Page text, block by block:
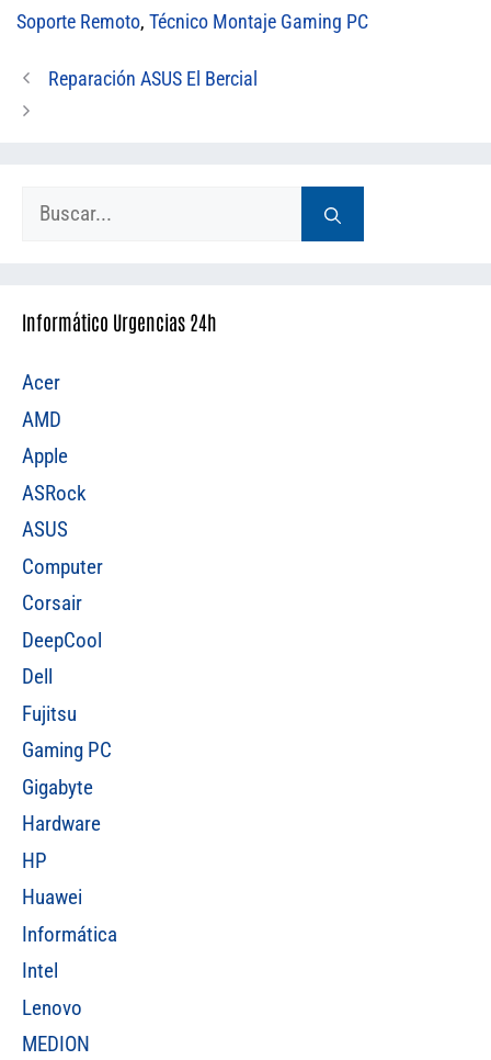
Soporte Remoto, Técnico Montaje Gaming PC
Reparación ASUS El Bercial
Informático Urgencias 24h
Acer
AMD
Apple
ASRock
ASUS
Computer
Corsair
DeepCool
Dell
Fujitsu
Gaming PC
Gigabyte
Hardware
HP
Huawei
Informática
Intel
Lenovo
MEDION